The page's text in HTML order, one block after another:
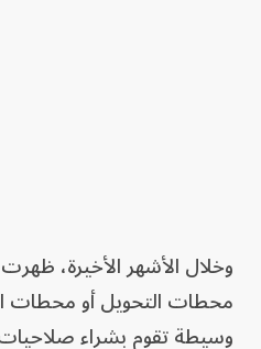
وخلال الأشهر الأخيرة،
محطات التحويل أو محطات
وسيطة تقوم بشراء